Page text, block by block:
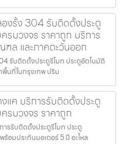
งรั้ง 304 รับติดตั้งประตู
รบวงจร ราคาถูก บริการ
ล และภาคตะวันออก
รับติดตั้งประตูรีโมท ประตูอัตโนมัติ
นที่ในกรุงเทพ ปริม
แค บริการรับติดตั้งประตู
รบวงจร ราคาถูก
รรับติดตั้งประตูรีโมท ประตู
อมประกันมอเตอร์ 5 ปี อะไหล